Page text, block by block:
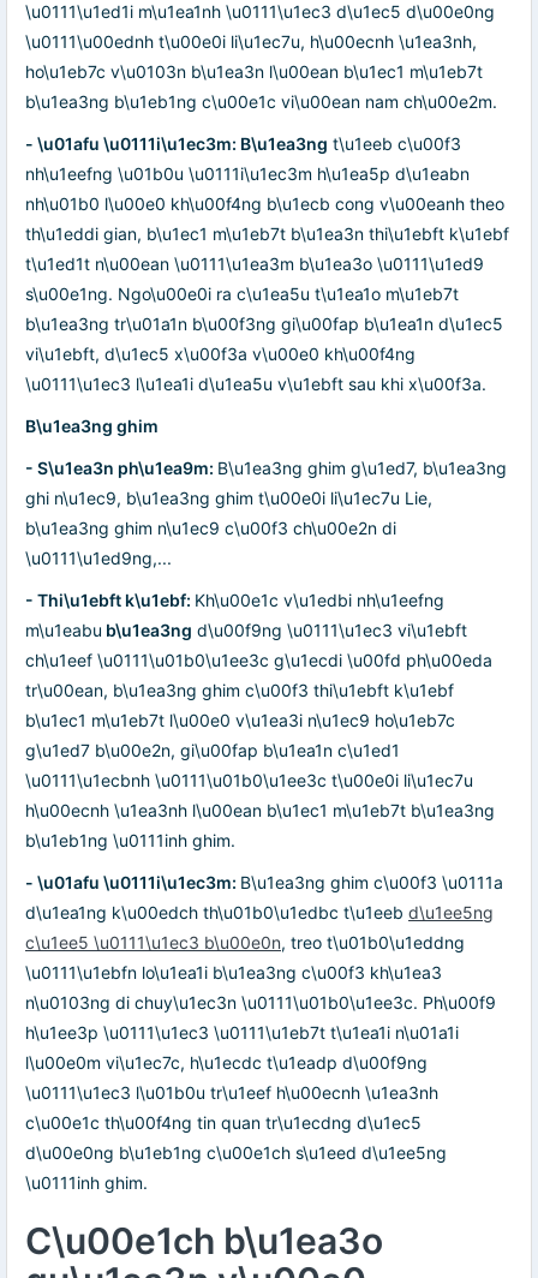
\u0111\u1ed1i m\u1ea1nh \u0111\u1ec3 d\u1ec5 d\u00e0ng
\u0111\u00ednh t\u00e0i li\u1ec7u, h\u00ecnh \u1ea3nh,
ho\u1eb7c v\u0103n b\u1ea3n l\u00ean b\u1ec1 m\u1eb7t
b\u1ea3ng b\u1eb1ng c\u00e1c vi\u00ean nam ch\u00e2m.
- \u01afu \u0111i\u1ec3m: B\u1ea3ng t\u1eeb c\u00f3
nh\u1eefng \u01b0u \u0111i\u1ec3m h\u1ea5p d\u1eabn
nh\u01b0 l\u00e0 kh\u00f4ng b\u1ecb cong v\u00eanh theo
th\u1eddi gian, b\u1ec1 m\u1eb7t b\u1ea3n thi\u1ebft k\u1ebf
t\u1ed1t n\u00ean \u0111\u1ea3m b\u1ea3o \u0111\u1ed9
s\u00e1ng. Ngo\u00e0i ra c\u1ea5u t\u1ea1o m\u1eb7t
b\u1ea3ng tr\u01a1n b\u00f3ng gi\u00fap b\u1ea1n d\u1ec5
vi\u1ebft, d\u1ec5 x\u00f3a v\u00e0 kh\u00f4ng
\u0111\u1ec3 l\u1ea1i d\u1ea5u v\u1ebft sau khi x\u00f3a.
B\u1ea3ng ghim
- S\u1ea3n ph\u1ea9m: B\u1ea3ng ghim g\u1ed7, b\u1ea3ng
ghi n\u1ec9, b\u1ea3ng ghim t\u00e0i li\u1ec7u Lie,
b\u1ea3ng ghim n\u1ec9 c\u00f3 ch\u00e2n di
\u0111\u1ed9ng,...
- Thi\u1ebft k\u1ebf: Kh\u00e1c v\u1edbi nh\u1eefng
m\u1eabu b\u1ea3ng d\u00f9ng \u0111\u1ec3 vi\u1ebft
ch\u1eef \u0111\u01b0\u1ee3c g\u1ecdi \u00fd ph\u00eda
tr\u00ean, b\u1ea3ng ghim c\u00f3 thi\u1ebft k\u1ebf
b\u1ec1 m\u1eb7t l\u00e0 v\u1ea3i n\u1ec9 ho\u1eb7c
g\u1ed7 b\u00e2n, gi\u00fap b\u1ea1n c\u1ed1
\u0111\u1ecbnh \u0111\u01b0\u1ee3c t\u00e0i li\u1ec7u
h\u00ecnh \u1ea3nh l\u00ean b\u1ec1 m\u1eb7t b\u1ea3ng
b\u1eb1ng \u0111inh ghim.
- \u01afu \u0111i\u1ec3m: B\u1ea3ng ghim c\u00f3 \u0111a
d\u1ea1ng k\u00edch th\u01b0\u1edbc t\u1eeb d\u1ee5ng
c\u1ee5 \u0111\u1ec3 b\u00e0n, treo t\u01b0\u1eddng
\u0111\u1ebfn lo\u1ea1i b\u1ea3ng c\u00f3 kh\u1ea3
n\u0103ng di chuy\u1ec3n \u0111\u01b0\u1ee3c. Ph\u00f9
h\u1ee3p \u0111\u1ec3 \u0111\u1eb7t t\u1ea1i n\u01a1i
l\u00e0m vi\u1ec7c, h\u1ecdc t\u1eadp d\u00f9ng
\u0111\u1ec3 l\u01b0u tr\u1eef h\u00ecnh \u1ea3nh
c\u00e1c th\u00f4ng tin quan tr\u1ecdng d\u1ec5
d\u00e0ng b\u1eb1ng c\u00e1ch s\u1eed d\u1ee5ng
\u0111inh ghim.
C\u00e1ch b\u1ea3o